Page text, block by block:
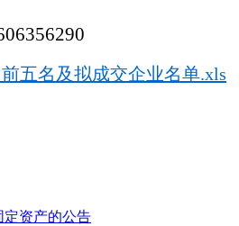
五名及拟成交企业名单.xls
定资产的公告